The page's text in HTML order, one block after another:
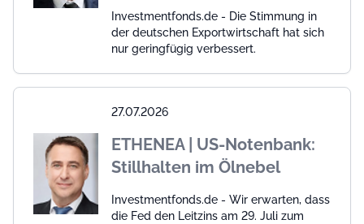
Investmentfonds.de - Die Stimmung in
der deutschen Exportwirtschaft hat sich
nur geringfügig verbessert.
27.07.2026
ETHENEA | US-Notenbank:
Stillhalten im Ölnebel
Investmentfonds.de - Wir erwarten, dass
die Fed den Leitzins am 29. Juli zum